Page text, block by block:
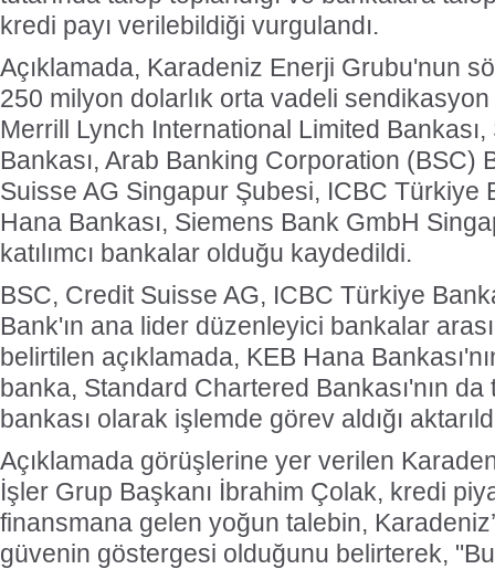
kredi payı verilebildiği vurgulandı.
Açıklamada, Karadeniz Enerji Grubu'nun
250 milyon dolarlık orta vadeli
Merrill Lynch International Limited
Bankası, Arab Banking Corporation (BSC)
Suisse AG Singapur Şubesi, ICBC Türkiye
Hana Bankası, Siemens Bank GmbH
katılımcı bankalar olduğu kaydedildi.
BSC, Credit Suisse AG, ICBC Türkiye
Bank'ın ana lider düzenleyici bankalar
belirtilen açıklamada, KEB Hana
banka, Standard Chartered Bankası'nın
bankası olarak işlemde görev aldığı
Açıklamada görüşlerine yer verilen
İşler Grup Başkanı İbrahim Çolak, kredi
finansmana gelen yoğun talebin,
güvenin göstergesi olduğunu belirterek,